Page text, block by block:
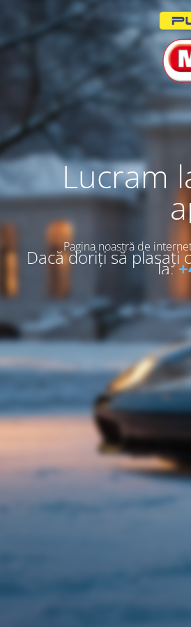
Lucram
Pagina noastră de
Dacă doriți să plasați
la: